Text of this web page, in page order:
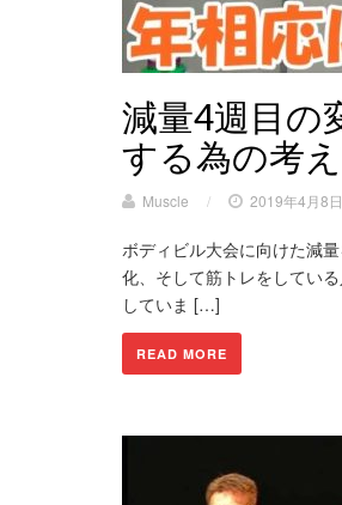
減量4週目の
する為の考
Muscle / 2019年4月8日
ボディビル大会に向けた減
化、そして筋トレをしてい
していま […]
READ MORE